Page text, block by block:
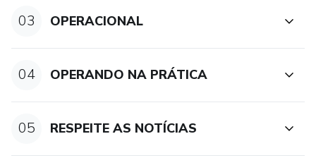
03 OPERACIONAL
04 OPERANDO NA PRÁTICA
05 RESPEITE AS NOTÍCIAS